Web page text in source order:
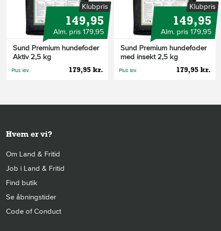
Klubpris
149,95
Alm. pris 179,95
Sund Premium hundefoder
Aktiv 2,5 kg
179,95 kr.
Plus lev.
Klubpris
149,95
Alm. pris 179,95
Sund Premium hundefoder
med insekt 2,5 kg
179,95 kr.
Plus lev.
Hvem er vi?
Om Land & Fritid
Job i Land & Fritid
Find butik
Se åbningstider
Code of Conduct